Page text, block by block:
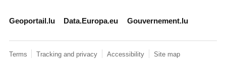
Geoportail.lu Data.Europa.eu Gouvernement.lu
Terms Tracking and privacy Accessibility Site map